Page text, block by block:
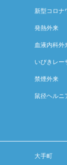
新型コロナ
発熱外来
血液内科外
いびきレー
禁煙外来
鼠径ヘルニ
大手町